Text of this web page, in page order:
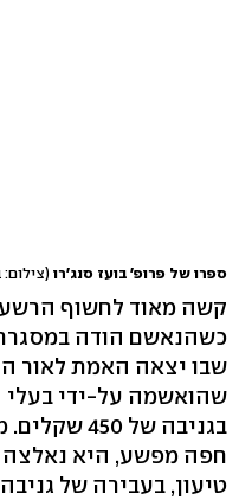
ספרו של פרופ' בועז סנג'רו
קשה מאוד לחשוף
כשהנאשם הודה
שבו יצאה האמת לאור
שהואשמה על-ידי בעלי
בגניבה של
חפה מפשע, היא
טיעון, בעבירה של